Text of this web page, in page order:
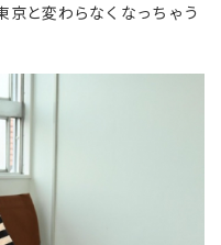
京と変わらなくなっちゃう